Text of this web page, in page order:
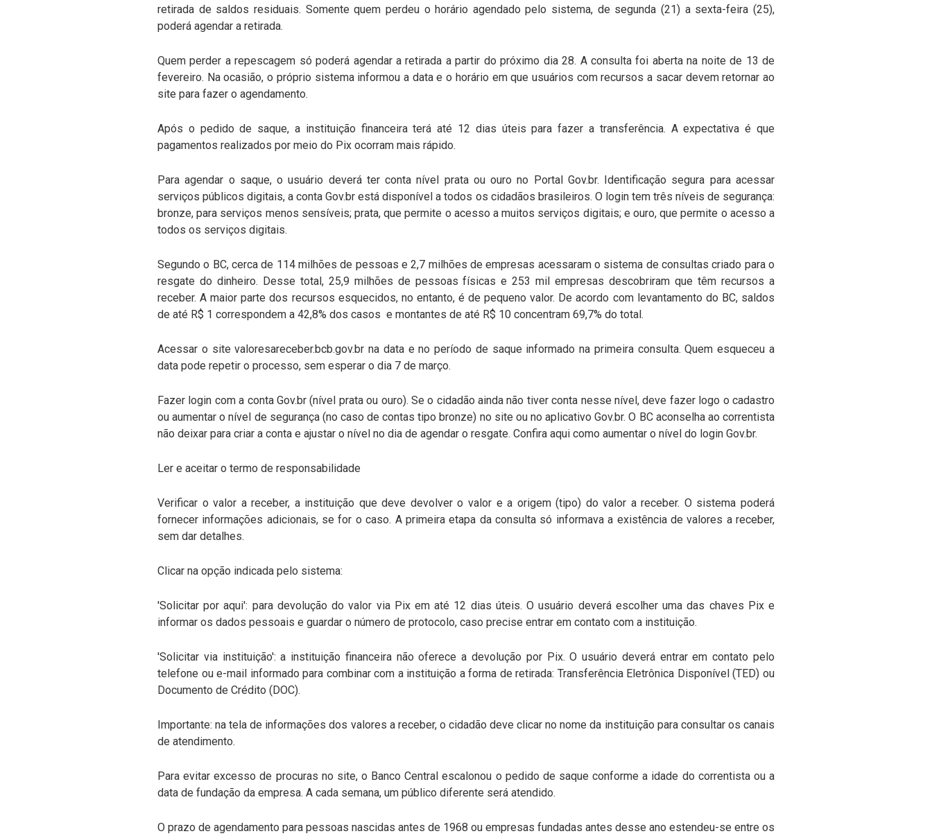
retirada de saldos residuais. Somente quem perdeu o horário agendado pelo sistema, de segunda (21) a sexta-feira (25),
poderá agendar a retirada.
Quem perder a repescagem só poderá agendar a retirada a partir do próximo dia 28. A consulta foi aberta na noite de 13 de
fevereiro. Na ocasião, o próprio sistema informou a data e o horário em que usuários com recursos a sacar devem retornar ao
site para fazer o agendamento.
Após o pedido de saque, a instituição financeira terá até 12 dias úteis para fazer a transferência. A expectativa é que
pagamentos realizados por meio do Pix ocorram mais rápido.
Para agendar o saque, o usuário deverá ter conta nível prata ou ouro no Portal Gov.br. Identificação segura para acessar
serviços públicos digitais, a conta Gov.br está disponível a todos os cidadãos brasileiros. O login tem três níveis de segurança:
bronze, para serviços menos sensíveis; prata, que permite o acesso a muitos serviços digitais; e ouro, que permite o acesso a
todos os serviços digitais.
Segundo o BC, cerca de 114 milhões de pessoas e 2,7 milhões de empresas acessaram o sistema de consultas criado para o
resgate do dinheiro. Desse total, 25,9 milhões de pessoas físicas e 253 mil empresas descobriram que têm recursos a
receber. A maior parte dos recursos esquecidos, no entanto, é de pequeno valor. De acordo com levantamento do BC, saldos
de até R$ 1 correspondem a 42,8% dos casos e montantes de até R$ 10 concentram 69,7% do total.
Acessar o site valoresareceber.bcb.gov.br na data e no período de saque informado na primeira consulta. Quem esqueceu a
data pode repetir o processo, sem esperar o dia 7 de março.
Fazer login com a conta Gov.br (nível prata ou ouro). Se o cidadão ainda não tiver conta nesse nível, deve fazer logo o cadastro
ou aumentar o nível de segurança (no caso de contas tipo bronze) no site ou no aplicativo Gov.br. O BC aconselha ao correntista
não deixar para criar a conta e ajustar o nível no dia de agendar o resgate. Confira aqui como aumentar o nível do login Gov.br.
Ler e aceitar o termo de responsabilidade
Verificar o valor a receber, a instituição que deve devolver o valor e a origem (tipo) do valor a receber. O sistema poderá
fornecer informações adicionais, se for o caso. A primeira etapa da consulta só informava a existência de valores a receber,
sem dar detalhes.
Clicar na opção indicada pelo sistema:
'Solicitar por aqui': para devolução do valor via Pix em até 12 dias úteis. O usuário deverá escolher uma das chaves Pix e
informar os dados pessoais e guardar o número de protocolo, caso precise entrar em contato com a instituição.
'Solicitar via instituição': a instituição financeira não oferece a devolução por Pix. O usuário deverá entrar em contato pelo
telefone ou e-mail informado para combinar com a instituição a forma de retirada: Transferência Eletrônica Disponível (TED) ou
Documento de Crédito (DOC).
Importante: na tela de informações dos valores a receber, o cidadão deve clicar no nome da instituição para consultar os canais
de atendimento.
Para evitar excesso de procuras no site, o Banco Central escalonou o pedido de saque conforme a idade do correntista ou a
data de fundação da empresa. A cada semana, um público diferente será atendido.
O prazo de agendamento para pessoas nascidas antes de 1968 ou empresas fundadas antes desse ano estendeu-se entre os